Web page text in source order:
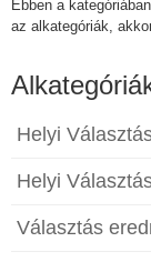
Ebben a
az alkategóriák,
Helyi
Helyi
Választás